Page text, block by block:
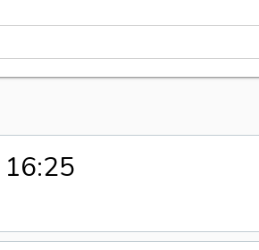
16:25